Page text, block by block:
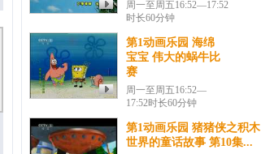
周一至周五16:52—17:52
时长60分钟
第1动画乐园 海绵
宝宝 伟大的蜗牛比
赛
周一至周五16:52—
17:52时长60分钟
第1动画乐园 猪猪侠之积木
世界的童话故事 第10集...